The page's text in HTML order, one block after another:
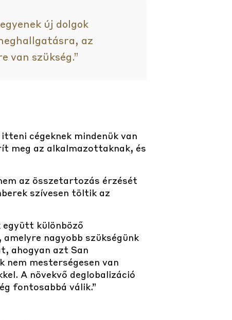
új dolgok
az
van szükség.”
cégeknek mindenük van
meg az alkalmazottaknak, és
az összetartozás érzését
szívesen töltik az
különböző
nagyobb szükségünk
ahogyan azt San
nem mesterségesen van
A növekvő deglobalizáció
fontosabbá válik.”